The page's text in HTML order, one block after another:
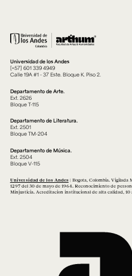
Universidad de los Andes
[+57] 601 339 4949
Calle 19A #1 - 37 Este. Bloque K. Piso 2.
Departamento de Arte.
Ext. 2626
Bloque T-115
Departamento de Literatura.
Ext. 2501
Bloque TM-204
Departamento de Música.
Ext. 2504
Bloque V-115
Universidad de los Andes| Bogotá, Colombia. Vigilada
1297 del 30 de mayo de 1964. Reconocimiento de
Minjusticia. Acreditación institucional de alta calidad, 10